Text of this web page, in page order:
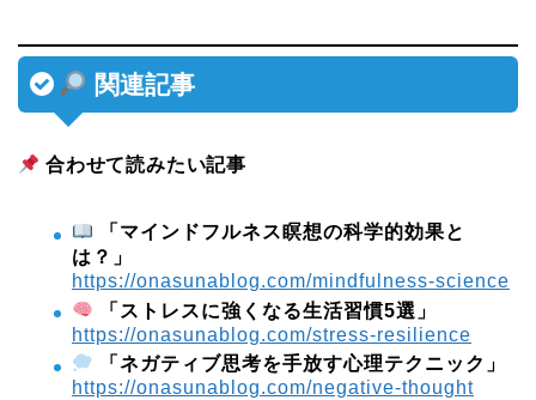
関連記事
合わせて読みたい記事
「マインドフルネス瞑想の科学的効果と
は？」
https://onasunablog.com/mindfulness-science
「ストレスに強くなる生活習慣5選」
https://onasunablog.com/stress-resilience
「ネガティブ思考を手放す心理テクニック」
https://onasunablog.com/negative-thought